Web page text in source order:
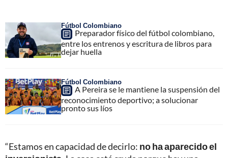
Fútbol Colombiano
Preparador físico del fútbol colombiano,
entre los entrenos y escritura de libros para
dejar huella
Fútbol Colombiano
A Pereira se le mantiene la suspensión del
reconocimiento deportivo; a solucionar
pronto sus líos
“Estamos en capacidad de decirlo: no ha aparecido el